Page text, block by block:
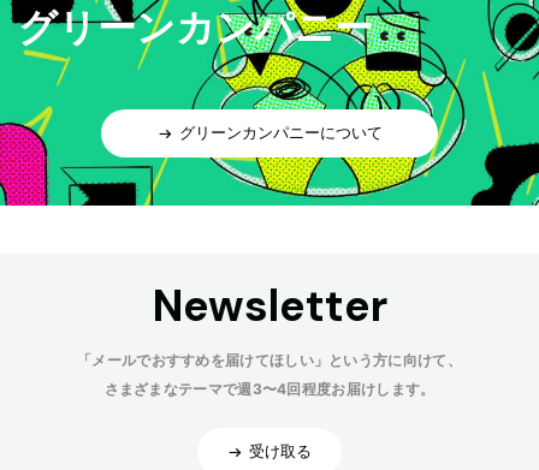
グリーンカンパニー
グリーンカンパニーについて
Newsletter
「メールでおすすめを届けてほしい」という方に向けて、
さまざまなテーマで週3〜4回程度お届けします。
受け取る